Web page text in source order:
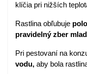
klíčia pri nižších
Rastlina obľubuje
pravidelný zber
Pri pestovaní na
vodu, aby bola